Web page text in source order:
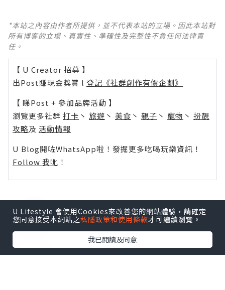
*本站之內容由作者所提供，並不代表本站的立場。因此本站對
所有博客的立場、真實性、準確性及完整性不負任何法律責
任。
【 U Creator 招募 】
出Post賺現金獎賞 l 登記《社群創作有價企劃》
【 睇Post + 參加品牌活動 】
瀏覽更多社群 打卡 丶 旅遊 丶 美食 丶 親子 丶 寵物 丶 扮靚
攻略及 活動情報
U Blog開咗WhatsApp啦！發掘更多吃喝玩樂資訊！
Follow 我哋 ！
0個讚好
收藏
U Lifestyle 會使用Cookies來改善您的網站體驗，請確定
您同意接受本網站之私隱政策和使用條款才可繼續瀏覽。
我已閱讀及同意